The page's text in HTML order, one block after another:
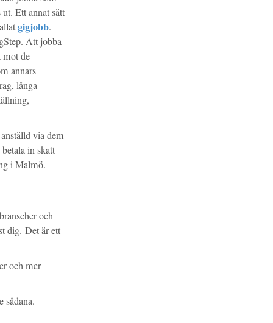
Ett annat sätt
gigjobb.
Att jobba
mot de
annars
långa
via dem
in skatt
i Malmö.
och
dig. Det är ett
och mer
sådana.